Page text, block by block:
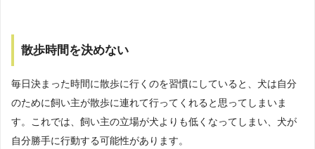
散歩時間を決めない
毎日決まった時間に散歩に行くのを習慣にしていると、犬は自分
のために飼い主が散歩に連れて行ってくれると思ってしまいま
す。これでは、飼い主の立場が犬よりも低くなってしまい、犬が
自分勝手に行動する可能性があります。